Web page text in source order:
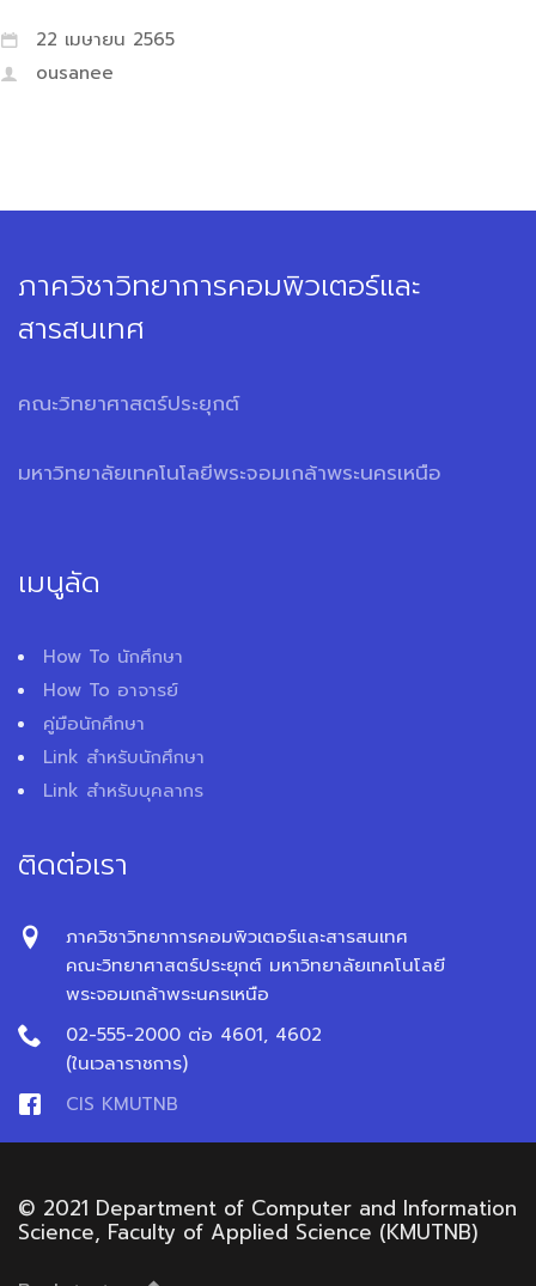
22 เมษายน 2565
ousanee
ภาควิชาวิทยาการคอมพิวเตอร์และ
สารสนเทศ
คณะวิทยาศาสตร์ประยุกต์
มหาวิทยาลัยเทคโนโลยีพระจอมเกล้าพระนครเหนือ
เมนูลัด
How To นักศึกษา
How To อาจารย์
คู่มือนักศึกษา
Link สำหรับนักศึกษา
Link สำหรับบุคลากร
ติดต่อเรา
ภาควิชาวิทยาการคอมพิวเตอร์และสารสนเทศ
คณะวิทยาศาสตร์ประยุกต์ มหาวิทยาลัยเทคโนโลยี
พระจอมเกล้าพระนครเหนือ
02-555-2000 ต่อ 4601, 4602
(ในเวลาราชการ)
CIS KMUTNB
© 2021 Department of Computer and Information
Science, Faculty of Applied Science (KMUTNB)